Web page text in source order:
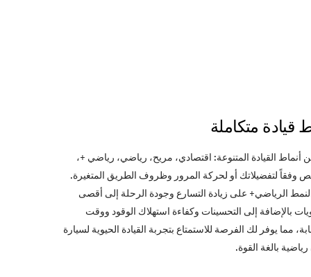
قيادة متكاملة
أنماط القيادة المتنوعة: اقتصادي، مريح، رياضي، رياضي +،
وفقاً لتفضيلاتك أو لحركة المرور وظروف الطريق المتغيرة.
الرياضي+ على زيادة التسارع وجودة الرحلة إلى أقصى
بالإضافة إلى التحسينات وكفاءة استهلاك الوقود ووقت
مما يوفر لك الفرصة للاستمتاع بتجربة القيادة الحيوية لسيارة
بالغة القوة.